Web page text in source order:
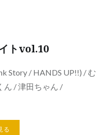
トvol.10
Story / HANDS UP!!) / む
ん / 津田ちゃん /
る